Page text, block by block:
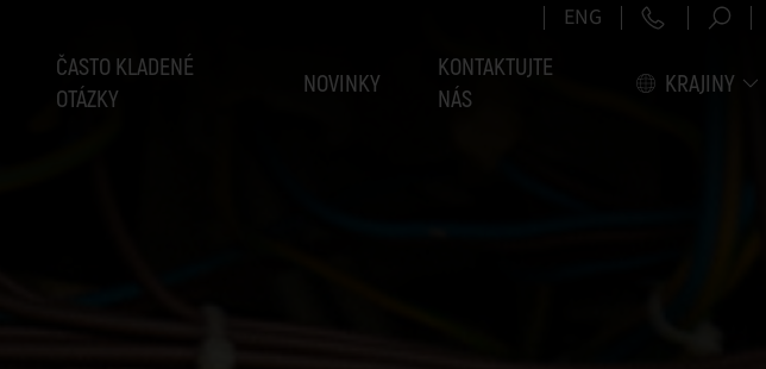
ENG +421 2
ČASTO KLADENÉ
OTÁZKY
NOVINKY
KONTAKTUJTE
NÁS
KRAJINY